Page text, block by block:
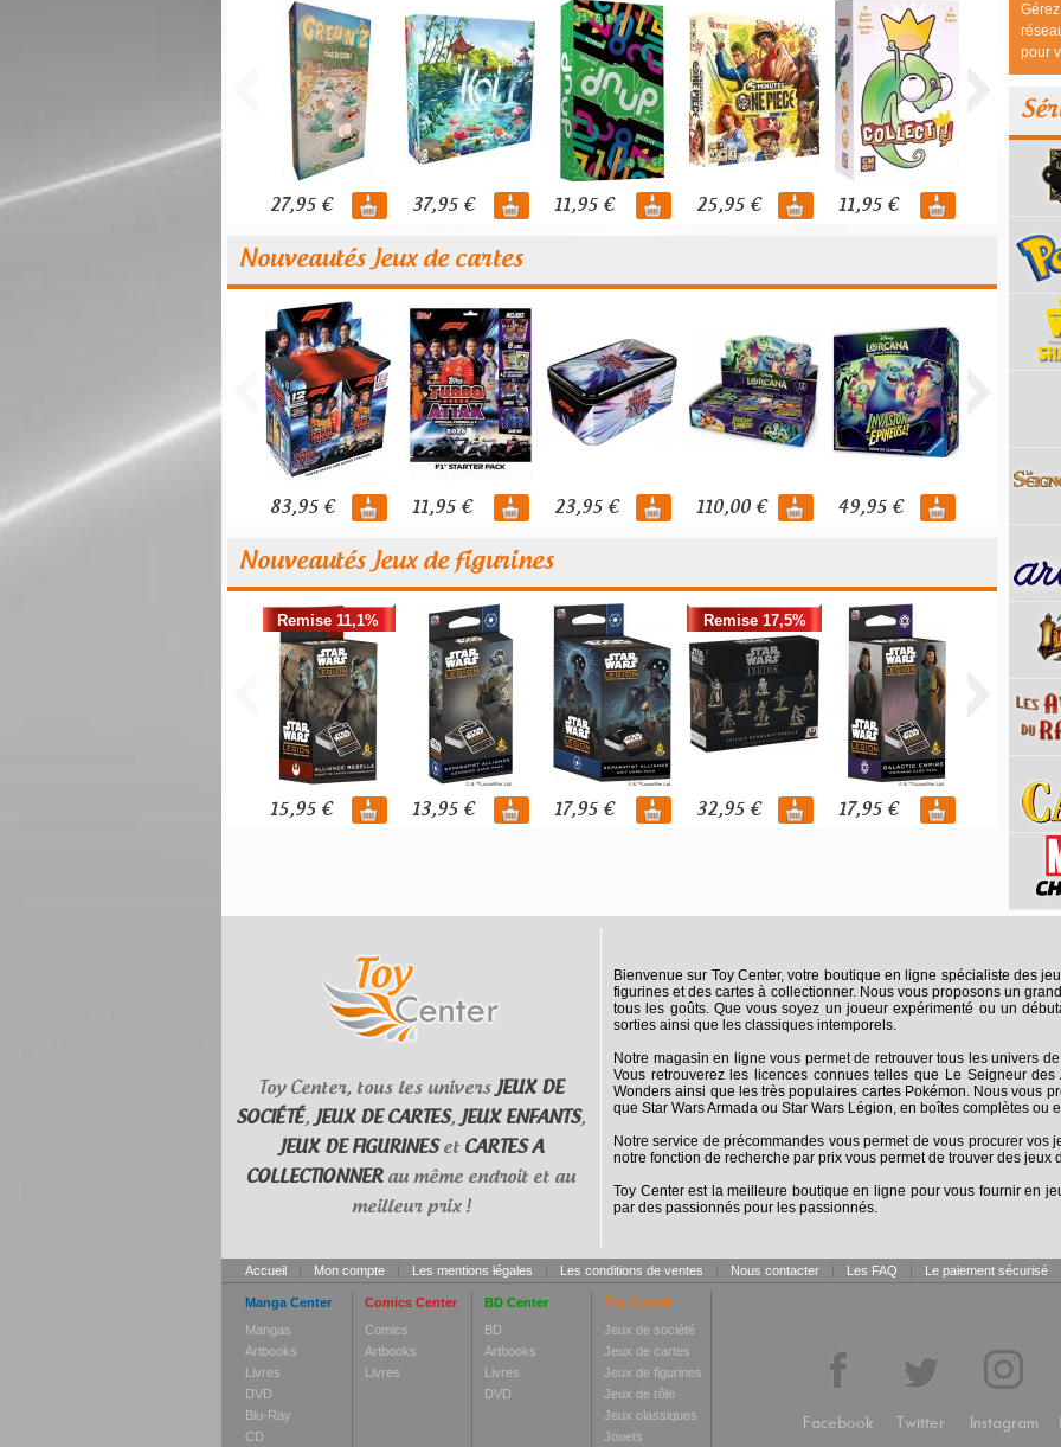
27,95 € 37,95 € 11,95 € 25,95 € 11,95 €
Nouveautés Jeux de cartes
83,95 € 11,95 € 23,95 € 110,00 € 49,95 €
Nouveautés Jeux de figurines
Remise 11,1%
15,95 € 13,95 € 17,95 €
Remise 17,5%
32,95 € 17,95 € 39,95 €
pour
Toy Center, tous les univers JEUX DE
SOCIÉTÉ, JEUX DE CARTES, JEUX ENFANTS,
JEUX DE FIGURINESet CARTES A
COLLECTIONNERau même endroit et au
meilleur prix !
Bienvenue sur Toy Center, votre boutique en ligne spécialiste des
figurines et des cartes à collectionner. Nous vous proposons un
tous les goûts. Que vous soyez un joueur expérimenté ou un
sorties ainsi que les classiques intemporels.
Notre magasin en ligne vous permet de retrouver tous les univers
Vous retrouverez les licences connues telles que Le Seigneur
Wonders ainsi que les très populaires cartes Pokémon. Nous vous
que Star Wars Armada ou Star Wars Légion, en boîtes complètes ou
Notre service de précommandes vous permet de vous procurer vos
notre fonction de recherche par prix vous permet de trouver des jeux
Toy Center est la meilleure boutique en ligne pour vous fournir en
par des passionnés pour les passionnés.
Accueil | Mon compte | Les mentions légales | Les conditions de ventes | Nous contacter | Les FAQ | Le paiement sécurisé
Manga Center
Mangas
Artbooks
Livres
DVD
Blu-Ray
CD
Comics Center
Comics
Artbooks
Livres
BD Center
BD
Artbooks
Livres
DVD
Toy Center
Jeux de société
Jeux de cartes
Jeux de figurines
Jeux de rôle
Jeux classiques
Jouets
Facebook Twitter Instagram